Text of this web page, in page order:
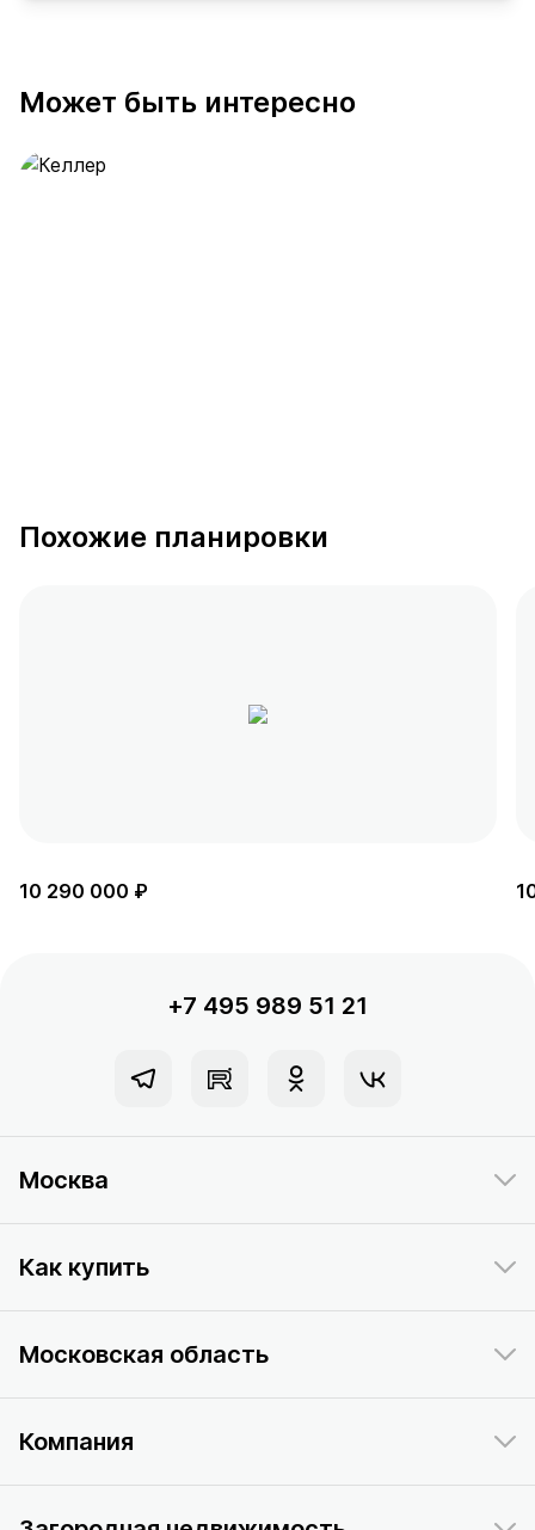
Может быть интересно
Похожие планировки
10 290 000 ₽
+7 495 989 51 21
Москва
Как купить
Московская область
Компания